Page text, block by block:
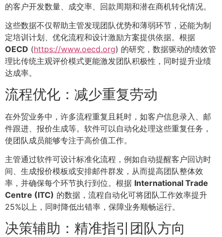
的客户开发数量、成交率、回款周期和潜在商机转化情况。
这些数据不仅帮助主管发现团队优势和薄弱环节，还能为制
定培训计划、优化流程和设计激励方案提供依据。根据
OECD (https://www.oecd.org) 的研究，数据驱动的绩效管
理比传统主观评价模式更能激发团队积极性，同时提升业绩
达成率。
流程优化：减少重复劳动
在外贸业务中，许多流程重复且耗时，如客户信息录入、邮
件跟进、报价生成等。软件可以自动化处理这些重复任务，
使团队成员能够专注于高价值工作。
主管通过软件可设计标准化流程，例如自动提醒客户回访时
间、生成报价模板或安排邮件群发，从而提高团队整体效
率，并确保每个环节执行到位。根据 International Trade
Centre (ITC) 的数据，流程自动化可将团队工作效率提升
25%以上，同时降低出错率，保障业务顺畅运行。
决策辅助：精准指引团队方向